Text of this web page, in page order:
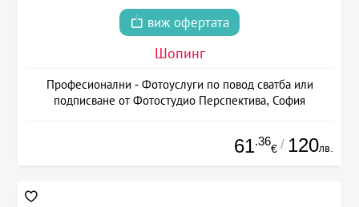
виж офертата
Шопинг
Професионални - Фотоуслуги по повод сватба или
подписване от Фотостудио Перспектива, София
61.36
€ / 120лв.